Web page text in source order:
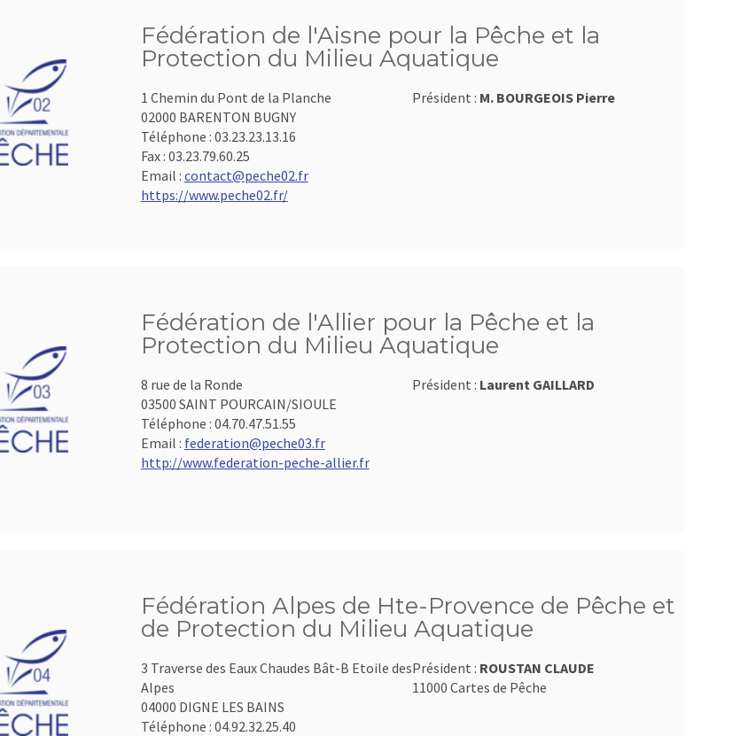
Fédération de l'Aisne pour la Pêche et la
Protection du Milieu Aquatique
1 Chemin du Pont de la Planche
02000 BARENTON BUGNY
Téléphone : 03.23.23.13.16
Fax : 03.23.79.60.25
Email : contact@peche02.fr
https://www.peche02.fr/
Président : M. BOURGEOIS Pierre
Fédération de l'Allier pour la Pêche et la
Protection du Milieu Aquatique
8 rue de la Ronde
03500 SAINT POURCAIN/SIOULE
Téléphone : 04.70.47.51.55
Email : federation@peche03.fr
http://www.federation-peche-allier.fr
Président : Laurent GAILLARD
Fédération Alpes de Hte-Provence de Pêche et
de Protection du Milieu Aquatique
3 Traverse des Eaux Chaudes Bât-B Etoile des
Alpes
04000 DIGNE LES BAINS
Téléphone : 04.92.32.25.40
Président : ROUSTAN CLAUDE
11000 Cartes de Pêche